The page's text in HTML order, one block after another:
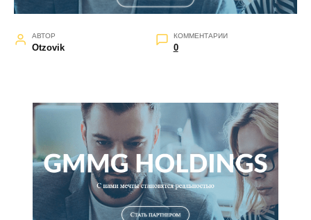
АВТОР
Otzovik
КОММЕНТАРИИ
0